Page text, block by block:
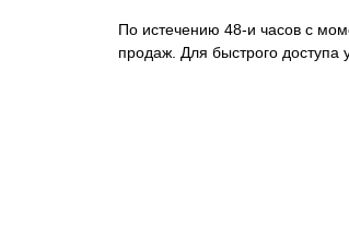
По истечению 48-и часов с
продаж. Для быстрого доступа